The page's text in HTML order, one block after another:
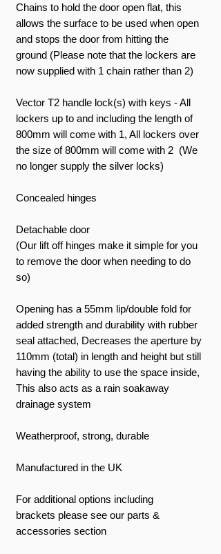
Chains to hold the door open flat, this
allows the surface to be used when open
and stops the door from hitting the
ground (Please note that the lockers are
now supplied with 1 chain rather than 2)
Vector T2 handle lock(s) with keys - All
lockers up to and including the length of
800mm will come with 1, All lockers over
the size of 800mm will come with 2 (We
no longer supply the silver locks)
Concealed hinges
Detachable door
(Our lift off hinges make it simple for you
to remove the door when needing to do
so)
Opening has a 55mm lip/double fold for
added strength and durability with rubber
seal attached, Decreases the aperture by
110mm (total) in length and height but still
having the ability to use the space inside,
This also acts as a rain soakaway
drainage system
Weatherproof, strong, durable
Manufactured in the UK
For additional options including
brackets please see our parts &
accessories section